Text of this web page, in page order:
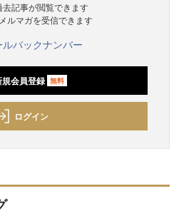
去記事が閲覧できます
ルマガを受信できます
ルバックナンバー
規会員登録 無料
ログイン